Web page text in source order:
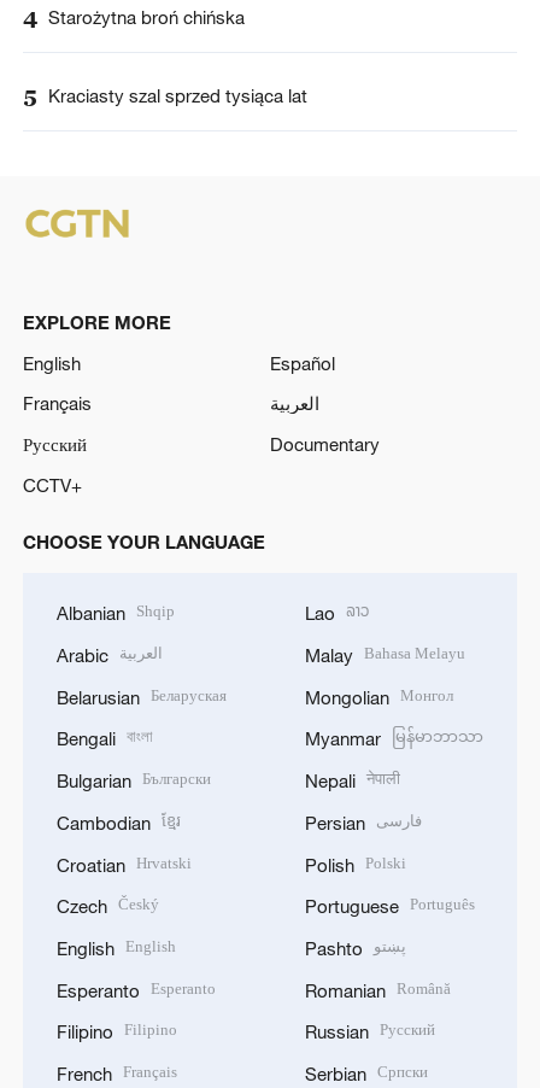
4 Starożytna broń chińska
5 Kraciasty szal sprzed tysiąca lat
EXPLORE MORE
English
Español
Français
العربية
Русский
Documentary
CCTV+
CHOOSE YOUR LANGUAGE
Albanian Shqip
Arabic العربية
Belarusian Беларуская
Bengali বাংলা
Bulgarian Български
Cambodian ខ្មែរ
Croatian Hrvatski
Czech Český
English English
Esperanto Esperanto
Filipino Filipino
French Français
Lao ລາວ
Malay Bahasa Melayu
Mongolian Монгол
Myanmar မြန်မာဘာသာ
Nepali नेपाली
Persian فارسی
Polish Polski
Portuguese Português
Pashto پښتو
Romanian Română
Russian Русский
Serbian Српски